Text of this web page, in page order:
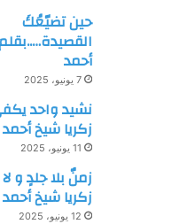
حين تضيّعُكَ
أحمد
7 يونيو، 2025
نشيد واحد
زكريا شيخ أحمد
11 يونيو، 2025
زمنٌ بلا جلدٍ و
زكريا شيخ أحمد
12 يونيو، 2025